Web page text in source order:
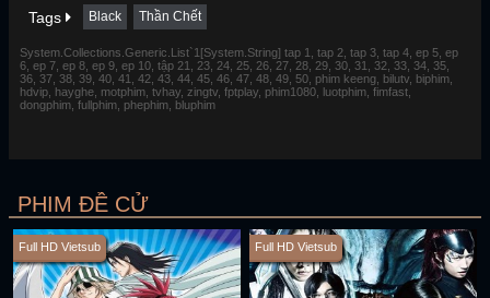
Tags Black Thần Chết
System.Collections.Generic.List`1[System.String] tap 1, tap 2, tap 3, tap 4, ep 5, ep
6, ep 7, ep 8, ep 9, ep 10, tập 21, 23, 24, 25, 26, 27, 28, 29, 30, 31, 32, 33, 34, 35,
36, 37, 38, 39, 40, 41, 42, 43, 44, 45, 46, 47, 48, 49, 50, phim keeng, bilutv, biphim,
hdvip, hayghe, motphim, tvhay, zingtv, fptplay, phim1080, luotphim, fimfast,
dongphim, fullphim, phephim, bluphim
PHIM ĐỀ CỬ
Full HD Vietsub Full HD Vietsub